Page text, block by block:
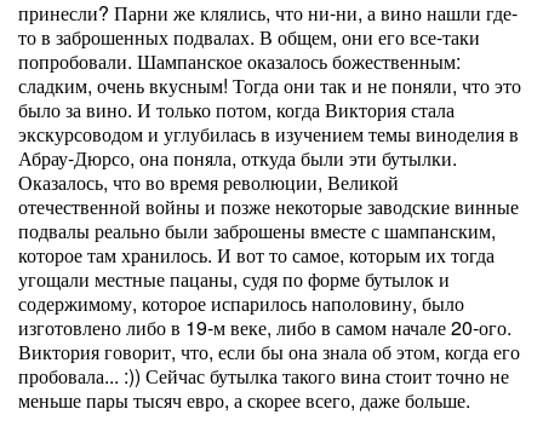
принесли? Парни же клялись, что ни-ни, а вино нашли где-
то в заброшенных подвалах. В общем, они его все-таки
попробовали. Шампанское оказалось божественным:
сладким, очень вкусным! Тогда они так и не поняли, что это
было за вино. И только потом, когда Виктория стала
экскурсоводом и углубилась в изучением темы виноделия в
Абрау-Дюрсо, она поняла, откуда были эти бутылки.
Оказалось, что во время революции, Великой
отечественной войны и позже некоторые заводские винные
подвалы реально были заброшены вместе с шампанским,
которое там хранилось. И вот то самое, которым их тогда
угощали местные пацаны, судя по форме бутылок и
содержимому, которое испарилось наполовину, было
изготовлено либо в 19-м веке, либо в самом начале 20-ого.
Виктория говорит, что, если бы она знала об этом, когда его
пробовала... :)) Сейчас бутылка такого вина стоит точно не
меньше пары тысяч евро, а скорее всего, даже больше.